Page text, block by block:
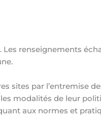
renseignements
sites par
modalités de leur
aux normes et